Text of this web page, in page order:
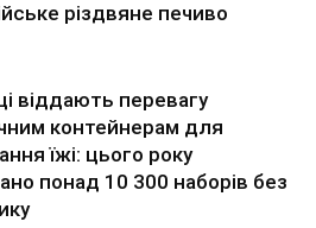
різдвяне печиво
віддають перевагу
контейнерам для
їжі: цього року
понад 10 300 наборів без